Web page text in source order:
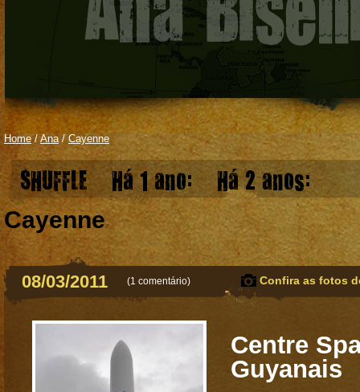
Home/ Ana/Cayenne
SHUFFLE Há 1 ano: Há 2 anos:
Cayenne
08/03/2011 (1 comentário) Confira as fotos
Centre
Guyanais